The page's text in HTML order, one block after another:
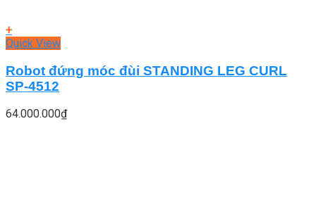
+
Quick View
Robot đứng móc đùi STANDING LEG CURL
SP-4512
64.000.000₫